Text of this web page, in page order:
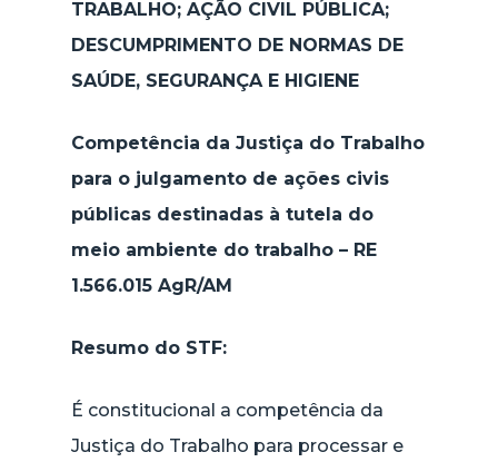
TRABALHO; AÇÃO CIVIL PÚBLICA;
DESCUMPRIMENTO DE NORMAS DE
SAÚDE, SEGURANÇA E HIGIENE
Competência da Justiça do Trabalho
para o julgamento de ações civis
públicas destinadas à tutela do
meio ambiente do trabalho – RE
1.566.015 AgR/AM
Resumo do STF:
É constitucional a competência da
Justiça do Trabalho para processar e